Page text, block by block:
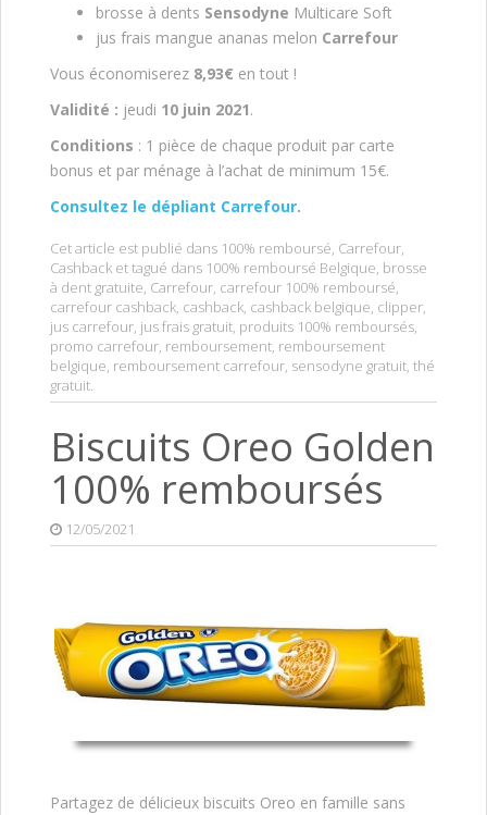
brosse à dents Sensodyne Multicare Soft
jus frais mangue ananas melon Carrefour
Vous économiserez 8,93€ en tout !
Validité : jeudi 10 juin 2021.
Conditions : 1 pièce de chaque produit par carte
bonus et par ménage à l’achat de minimum 15€.
Consultez le dépliant Carrefour.
Cet article est publié dans 100% remboursé, Carrefour,
Cashback et tagué dans 100% remboursé Belgique, brosse
à dent gratuite, Carrefour, carrefour 100% remboursé,
carrefour cashback, cashback, cashback belgique, clipper,
jus carrefour, jus frais gratuit, produits 100% remboursés,
promo carrefour, remboursement, remboursement
belgique, remboursement carrefour, sensodyne gratuit, thé
gratuit.
Biscuits Oreo Golden
100% remboursés
12/05/2021
Partagez de délicieux biscuits Oreo en famille sans